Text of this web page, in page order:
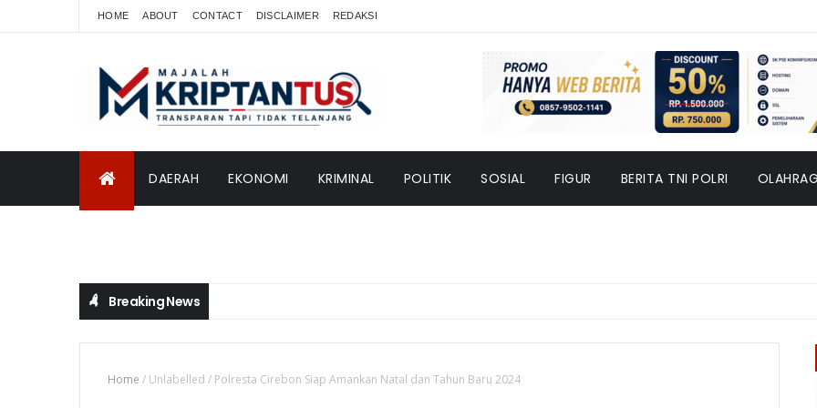
HOME ABOUT CONTACT DISCLAIMER REDAKSI
DAERAH EKONOMI KRIMINAL POLITIK SOSIAL FIGUR BERITA TNI POLRI
Breaking News
Home / Unlabelled / Polresta Cirebon Siap Amankan Natal dan Tahun Baru 2024